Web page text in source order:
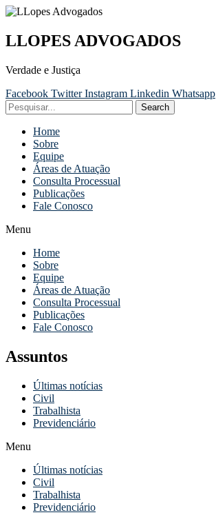
LLOPES ADVOGADOS
Verdade e Justiça
Facebook Twitter Instagram Linkedin Whatsapp
Search
Home
Sobre
Equipe
Áreas de Atuação
Consulta Processual
Publicações
Fale Conosco
Menu
Home
Sobre
Equipe
Áreas de Atuação
Consulta Processual
Publicações
Fale Conosco
Assuntos
Últimas notícias
Civil
Trabalhista
Previdenciário
Menu
Últimas notícias
Civil
Trabalhista
Previdenciário